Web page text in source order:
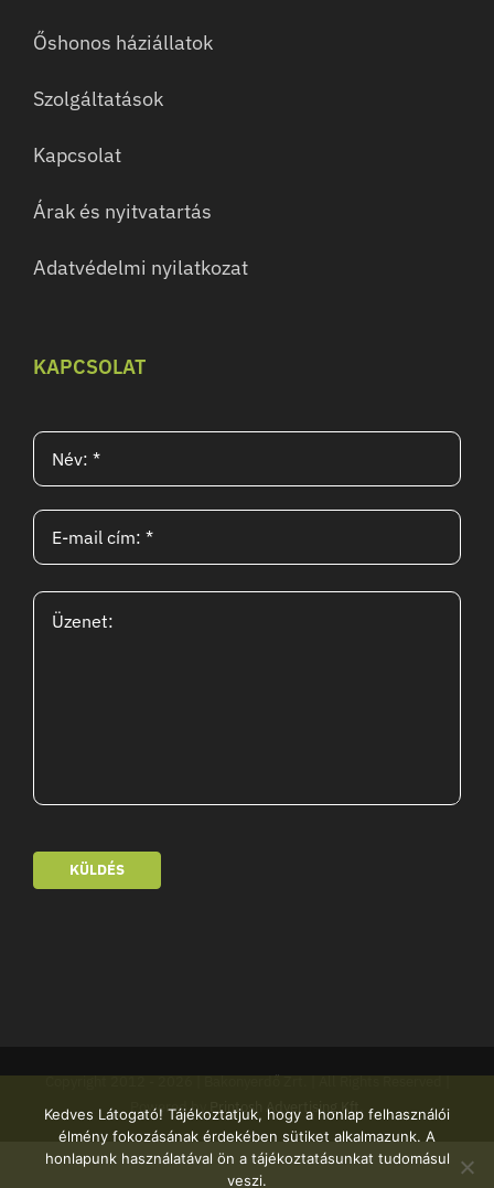
Őshonos háziállatok
Szolgáltatások
Kapcsolat
Árak és nyitvatartás
Adatvédelmi nyilatkozat
KAPCSOLAT
KÜLDÉS
Copyright 2012 -2026 | Bakonyerdő Zrt. | All Rights Reserved |
Powered by
Printosh Advertising Kft.
Kedves Látogató! Tájékoztatjuk, hogy a honlap felhasználói
élmény fokozásának érdekében sütiket alkalmazunk. A
honlapunk használatával ön a tájékoztatásunkat tudomásul
veszi.